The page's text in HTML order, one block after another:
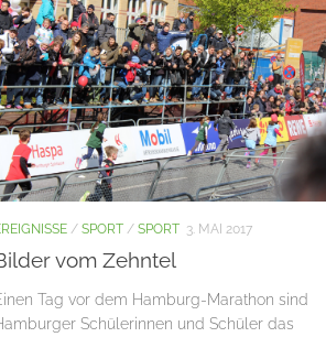
/ SPORT / SPORT 3. MAI 2017
vom Zehntel
Tag vor dem Hamburg-Marathon sind
Schülerinnen und Schüler das